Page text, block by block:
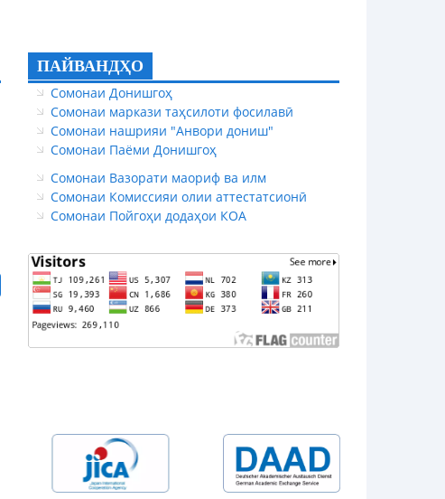
ПАЙВАНДҲО
Сомонаи Донишгоҳ
Сомонаи маркази таҳсилоти фосилавӣ
Сомонаи нашрияи "Анвори дониш"
Сомонаи Паёми Донишгоҳ
Сомонаи Вазорати маориф ва илм
Сомонаи Комиссияи олии аттестатсионӣ
Сомонаи Пойгоҳи додаҳои КОА